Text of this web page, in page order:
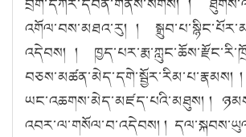
འགོལ་བས་མཐའ་རུ། །
འདེབས། །
བཅས་མཚན་མེད་དགེ་སྦྱོར་རིམ་པ་རྣམས།
ཡང་འཆགས་མེད་མཛད་པའི་མཐུས། །
འབར་ལ་གསོལ་བ་འདེབས། །